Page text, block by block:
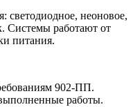
светодиодное, неоновое,
Системы работают от
питания.
902-ПП.
работы.